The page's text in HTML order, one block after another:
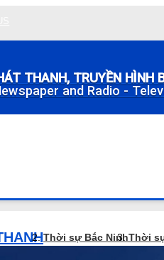
THANH, TRUYỀN HÌNH
and Radio -
Thời sự Bắc NinhThời